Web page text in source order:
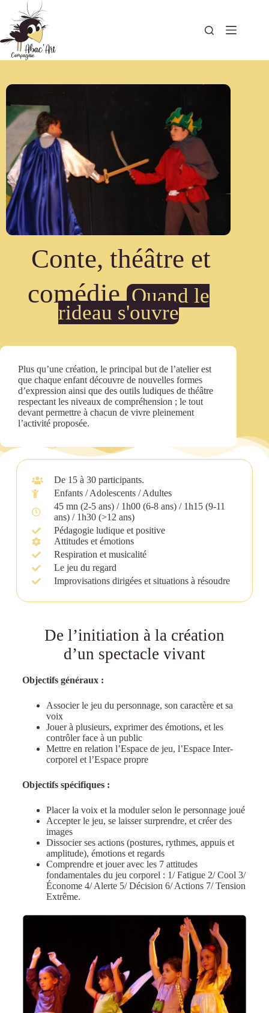
Conte, théâtre et
comédie Quand le
rideau s'ouvre
Plus qu’une création, le principal but de l’atelier est
que chaque enfant découvre de nouvelles formes
d’expression ainsi que des outils ludiques de théâtre
respectant les niveaux de compréhension ; le tout
devant permettre à chacun de vivre pleinement
l’activité proposée.
De 15 à 30 participants.
Enfants / Adolescents / Adultes
45 mn (2-5 ans) / 1h00 (6-8 ans) / 1h15 (9-11
ans) / 1h30 (>12 ans)
Pédagogie ludique et positive
Attitudes et émotions
Respiration et musicalité
Le jeu du regard
Improvisations dirigées et situations à résoudre
De l’initiation à la création
d’un spectacle vivant
Objectifs généraux :
Associer le jeu du personnage, son caractère et sa
voix
Jouer à plusieurs, exprimer des émotions, et les
contrôler face à un public
Mettre en relation l’Espace de jeu, l’Espace Inter-
corporel et l’Espace propre
Objectifs spécifiques :
Placer la voix et la moduler selon le personnage joué
Accepter le jeu, se laisser surprendre, et créer des
images
Dissocier ses actions (postures, rythmes, appuis et
amplitude), émotions et regards
Comprendre et jouer avec les 7 attitudes
fondamentales du jeu corporel : 1/ Fatigue 2/ Cool 3/
Économe 4/ Alerte 5/ Décision 6/ Actions 7/ Tension
Extrême.